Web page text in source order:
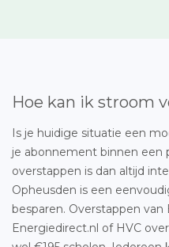
Hoe kan ik stroom
Is je huidige situatie een
je abonnement binnen een
overstappen is dan altijd
Opheusden is een
besparen. Overstappen
Energiedirect.nl of HVC